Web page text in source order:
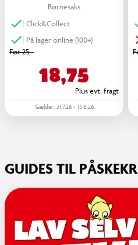
Børnesaks
Click&Collect
På lager online (100+)
Før 25,-
18,75
Plus evt. fragt
Gælder: 31.7.26 - 13.8.26
GUIDES TIL